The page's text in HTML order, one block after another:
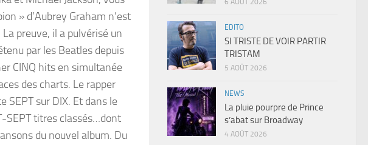
» d’Aubrey Graham n’est
preuve, il a pulvérisé un
par les Beatles depuis
CINQ hits en simultanée
des charts. Le rapper
SEPT sur DIX. Et dans le
SEPT titres classés…dont
du nouvel album. Du
EDITO
SI TRISTE DE VOIR PARTIR
TRISTAM
5 AOÛT 2026
NEWS
La pluie pourpre de Prince
s’abat sur Broadway
4 AOÛT 2026